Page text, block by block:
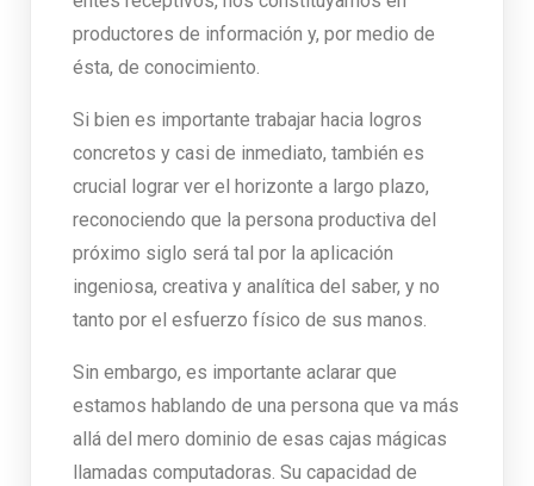
productores de información y, por medio de
ésta, de conocimiento.
Si bien es importante trabajar hacia logros
concretos y casi de inmediato, también es
crucial lograr ver el horizonte a largo plazo,
reconociendo que la persona productiva del
próximo siglo será tal por la aplicación
ingeniosa, creativa y analítica del saber, y no
tanto por el esfuerzo físico de sus manos.
Sin embargo, es importante aclarar que
estamos hablando de una persona que va más
allá del mero dominio de esas cajas mágicas
llamadas computadoras. Su capacidad de